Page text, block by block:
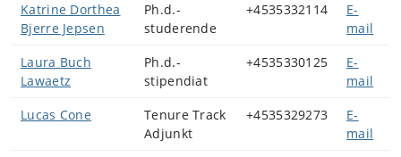
Katrine Dorthea
Bjerre Jepsen
Ph.d.-
studerende
+4535332114
E-
mail
Laura Buch
Lawaetz
Ph.d.-
stipendiat
+4535330125
E-
mail
Lucas Cone
Tenure Track
Adjunkt
+4535329273
E-
mail